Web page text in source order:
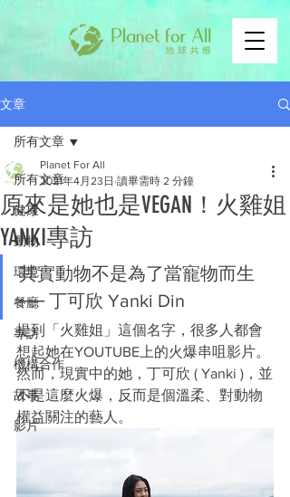
文章
所有文章
健康
動物
環境
餐廳
專訪
機構合作
故事
影片
所有文章
原來是她也是VEGAN！火雞姐
YANKI專訪
Planet For All
2021年4月23日 讀畢需時 2 分鐘
其實動物不是為了當寵物而生
── 丁可欣 Yanki Din
提到「火雞姐」這個名字，很多人都會
想起她在YOUTUBE上的火爆串咀影片。
然而，現實中的她，丁可欣 ( Yanki )，並
不是這麼火爆，反而是個溫柔、對動物
權益關注的藝人。